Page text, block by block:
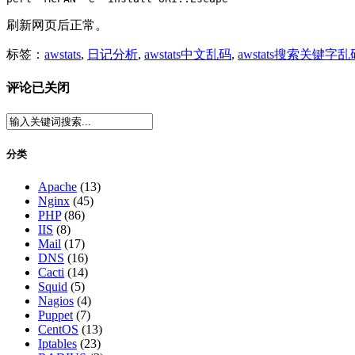
刷新网页后正常。
标签： awstats, 日记分析, awstats中文乱码, awstats搜索关键字乱
评论已关闭
分类
Apache (13)
Nginx (45)
PHP(86)
IIS (8)
Mail (17)
DNS (16)
Cacti (14)
Squid (5)
Nagios (4)
Puppet (7)
CentOS (13)
Iptables (23)